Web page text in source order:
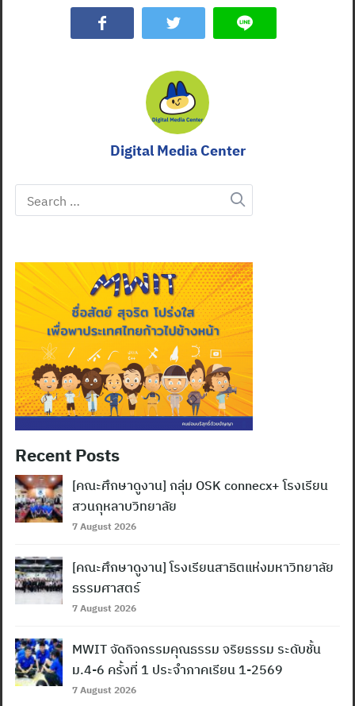
Digital Media Center
Search
for:
Recent Posts
[คณะศึกษาดูงาน] กลุ่ม OSK connecx+ โรงเรียน
สวนกุหลาบวิทยาลัย
7 August 2026
[คณะศึกษาดูงาน] โรงเรียนสาธิตแห่งมหาวิทยาลัย
ธรรมศาสตร์
7 August 2026
MWIT จัดกิจกรรมคุณธรรม จริยธรรม ระดับชั้น
ม.4-6 ครั้งที่ 1 ประจำภาคเรียน 1-2569
7 August 2026